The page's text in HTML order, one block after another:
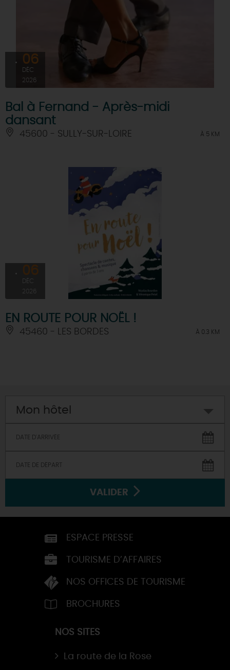
06
DÉC
2026
Bal à Fernand - Après-midi
dansant
45600 - SULLY-SUR-LOIRE À 5 KM
06
DÉC
2026
EN ROUTE POUR NOËL !
45460 - LES BORDES À 0.3 KM
Mon hôtel
VALIDER
ESPACE PRESSE
TOURISME D’AFFAIRES
NOS OFFICES DE TOURISME
BROCHURES
NOS SITES
La route de la Rose